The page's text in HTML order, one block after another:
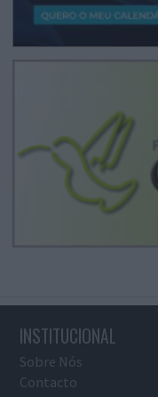
INSTITUCIONAL
Sobre Nós
Contacto